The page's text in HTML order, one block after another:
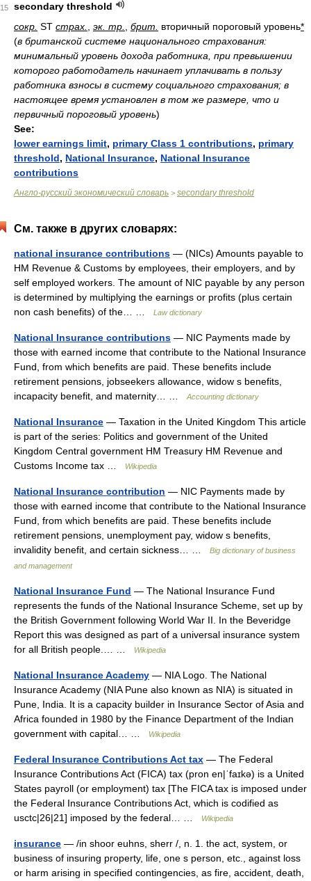
15
secondary threshold
сокр. ST страх. эк. тр. брит. вторичный пороговый уровень*
(в британской системе национального страхования:
минимальный уровень дохода работника, при превышении
которого работодатель начинает уплачивать в пользу
работника взносы в систему социального страхования; в
настоящее время установлен в том же размере, что и
первичный пороговый уровень)
See:
lower earnings limit, primary Class 1 contributions, primary
threshold, National Insurance, National Insurance
contributions
Англо-русский экономический словарь > secondary threshold
См. также в других словарях:
national insurance contributions — (NICs) Amounts payable to
HM Revenue & Customs by employees, their employers, and by
self employed workers. The amount of NIC payable by any person
is determined by multiplying the earnings or profits (plus certain
non cash benefits) of the… …
Law dictionary
National Insurance contributions — NIC Payments made by
those with earned income that contribute to the National Insurance
Fund, from which benefits are paid. These benefits include
retirement pensions, jobseekers allowance, widow s benefits,
incapacity benefit, and maternity… …
Accounting dictionary
National Insurance — Taxation in the United Kingdom This article
is part of the series: Politics and government of the United
Kingdom Central government HM Treasury HM Revenue and
Customs Income tax …
Wikipedia
National Insurance contribution — NIC Payments made by
those with earned income that contribute to the National Insurance
Fund, from which benefits are paid. These benefits include
retirement pensions, unemployment pay, widow s benefits,
invalidity benefit, and certain sickness… …
Big dictionary of business
and management
National Insurance Fund — The National Insurance Fund
represents the funds of the National Insurance Scheme, set up by
the British Government following World War II. In the Beveridge
Report this was designed as part of a universal insurance system
for all British people.… …
Wikipedia
National Insurance Academy — NIA Logo. The National
Insurance Academy (NIA Pune also known as NIA) is situated in
Pune, India. It is a capacity builder in Insurance Sector of Asia and
Africa founded in 1980 by the Finance Department of the Indian
government with capital… …
Wikipedia
Federal Insurance Contributions Act tax — The Federal
Insurance Contributions Act (FICA) tax (pron en|ˈfаɪkə) is a United
States payroll (or employment) tax [The FICA tax is imposed under
the Federal Insurance Contributions Act, which is codified as
usctc|26|21] imposed by the federal… …
Wikipedia
insurance — /in shoor euhns, sherr /, n. 1. the act, system, or
business of insuring property, life, one s person, etc., against loss
or harm arising in specified contingencies, as fire, accident, death,